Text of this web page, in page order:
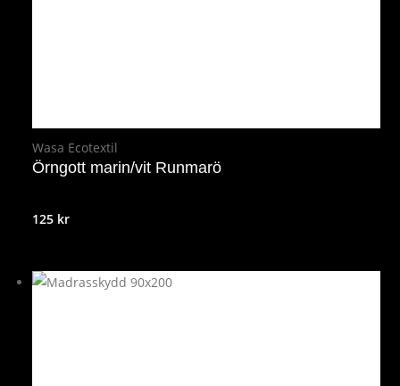
Wasa Ecotextil
Örngott marin/vit Runmarö
125 kr